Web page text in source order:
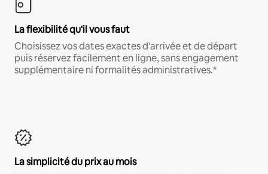
La flexibilité qu'il vous faut
Choisissez vos dates exactes d'arrivée et de départ
puis réservez facilement en ligne, sans engagement
supplémentaire ni formalités administratives.*
La simplicité du prix au mois